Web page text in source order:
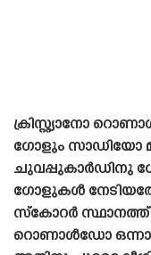
ക്രിസ്റ്റ്യാനോ
ഗോളും സാഡിയോ
ചുവപ്പുകാർഡിനു
ഗോളുകൾ
സ്‌കോറർ
റൊണാൾഡോ